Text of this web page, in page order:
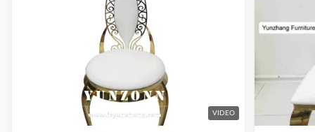
VIDEO